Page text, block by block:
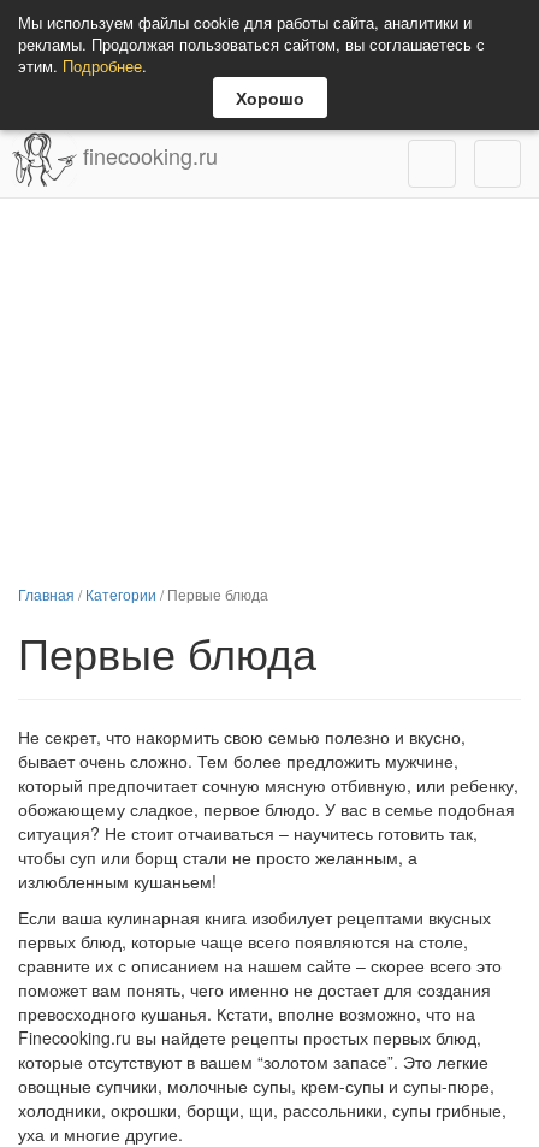
Мы используем файлы cookie для работы сайта, аналитики и
рекламы. Продолжая пользоваться сайтом, вы соглашаетесь с
этим. Подробнее.
Хорошо
finecooking.ru
Главная /Категории /Первые блюда
Первые блюда
Не секрет, что накормить свою семью полезно и вкусно,
бывает очень сложно. Тем более предложить мужчине,
который предпочитает сочную мясную отбивную, или ребенку,
обожающему сладкое, первое блюдо. У вас в семье подобная
ситуация? Не стоит отчаиваться – научитесь готовить так,
чтобы суп или борщ стали не просто желанным, а
излюбленным кушаньем!
Если ваша кулинарная книга изобилует рецептами вкусных
первых блюд, которые чаще всего появляются на столе,
сравните их с описанием на нашем сайте – скорее всего это
поможет вам понять, чего именно не достает для создания
превосходного кушанья. Кстати, вполне возможно, что на
Finecooking.ru вы найдете рецепты простых первых блюд,
которые отсутствуют в вашем “золотом запасе”. Это легкие
овощные супчики, молочные супы, крем-супы и супы-пюре,
холодники, окрошки, борщи, щи, рассольники, супы грибные,
уха и многие другие.